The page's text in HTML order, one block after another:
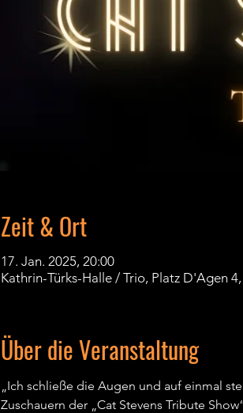
Zeit & Ort
17. Jan. 2025, 20:00
Kathrin-Türks-Halle / Trio, Platz D'Agen
Über die Veranstaltung
„Ich schließe die Augen und auf einmal
Zuschauern der „Cat Stevens Tribute